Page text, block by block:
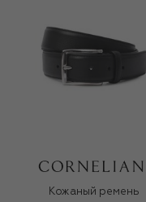
Кожаный ремень